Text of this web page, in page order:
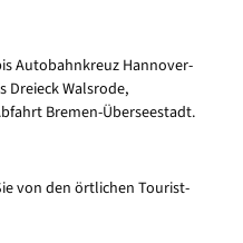
Autobahnkreuz Hannover-
Dreieck Walsrode,
Bremen-Überseestadt.
von den örtlichen Tourist-